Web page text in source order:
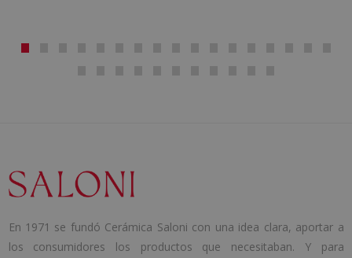
En 1971 se fundó Cerámica Saloni con una idea clara, aportar a
los consumidores los productos que necesitaban. Y para